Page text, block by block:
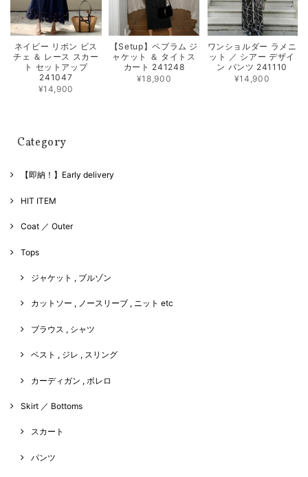
ネイビー リボン ビス
チェ ＆ レース スカー
ト セットアップ
241047
¥14,900
【Setup】ペプラム ジ
ャケット ＆ タイトス
カート 241248
¥18,900
ワンショルダー ラメニ
ット ／ シアー デザイ
ン パンツ 241110
¥14,900
Category
【即納！】Early delivery
HIT ITEM
Coat ／ Outer
Tops
ジャケット , ブルゾン
カットソー , ノースリーブ , ニット etc
ブラウス , シャツ
ベスト , ジレ , スリング
カーディガン , ボレロ
Skirt ／ Bottoms
スカート
パンツ